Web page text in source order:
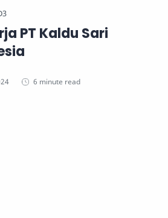
PT Kaldu Sari
6 minute read